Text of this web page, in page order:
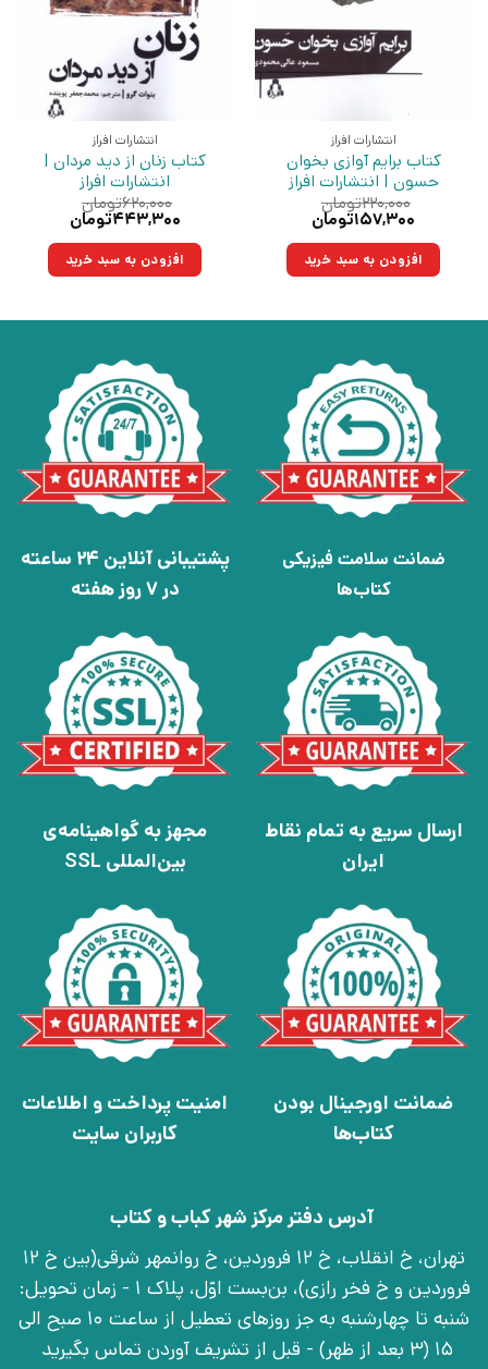
انتشارات افراز
کتاب برایم آوازی بخوان
حسون | انتشارات افراز
۲۲۰,۰۰۰تومان
قیمت
۲۲۰,۰۰۰تومان
بود.
۱۵۷,۳۰۰تومان
۱۵۷,۳۰۰تومان.افزودن به سبد خرید
انتشارات افراز
کتاب زنان از دید مردان |
انتشارات افراز
۶۲۰,۰۰۰تومان
قیمت
۶۲۰,۰۰۰تومان
بود.
۴۴۳,۳۰۰تومان
۴۴۳,۳۰۰تومان.افزودن به سبد خرید
ضمانت سلامت فیزیکی
کتاب‌ها
پشتیبانی آنلاین 24 ساعته
در 7 روز هفته
ارسال سریع به تمام نقاط
ایران
مجهز به گواهینامه‌ی
بین‌المللی SSL
ضمانت اورجینال بودن
کتاب‌ها
امنیت پرداخت و اطلاعات
کاربران سایت
آدرس دفتر مرکز شهر کباب و کتاب
تهران، خ انقلاب، خ 12 فروردین، خ روانمهر شرقی(بین خ 12
فروردین و خ فخر رازی)، بن‌بست اوّل، پلاک 1 - زمان تحویل:
شنبه تا چهارشنبه به جز روزهای تعطیل از ساعت 10 صبح الی
15 (3 بعد از ظهر) - قبل از تشریف آوردن تماس بگیرید